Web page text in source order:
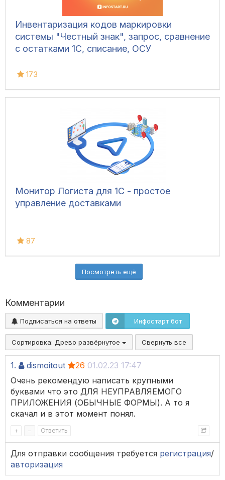
Инвентаризация кодов маркировки
системы "Честный знак", запрос, сравнение
с остатками 1С, списание, ОСУ
173
Монитор Логиста для 1С - простое
управление доставками
87
Посмотреть ещё
Комментарии
Подписаться на ответы Инфостарт бот
Сортировка: Древо развёрнутое Свернуть все
1. dismoitout 26 01.02.23 17:47
Очень рекомендую написать крупными
буквами что это ДЛЯ НЕУПРАВЛЯЕМОГО
ПРИЛОЖЕНИЯ (ОБЫЧНЫЕ ФОРМЫ). А то я
скачал и в этот момент понял.
+ – Ответить
Для отправки сообщения требуется регистрация/
авторизация